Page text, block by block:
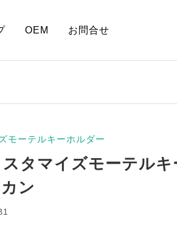
OEM お問合せ
モーテルキーホルダー
タマイズモーテルキ
ン